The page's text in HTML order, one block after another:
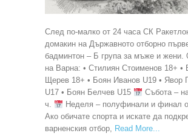
След по-малко от 24 часа СК
домакин на Държавното отборно
бадминтон – Б група за мъже и жени.
на Варна: • Стилиян Стоименов 18+ •
Щерев 18+ • Боян Иванов U19 • Явор
U17 • Боян Белчев U15
Събота –
ч.
Неделя – полуфинали и финал
Ако обичате спорта и искате да
варненския отбор, Read More